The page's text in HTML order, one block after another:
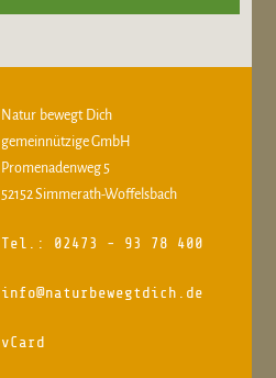
Natur bewegt Dich
gemeinnützige GmbH
Promenadenweg 5
52152 Simmerath-Woffelsbach
Tel.: 02473 - 93 78 400
info@naturbewegtdich.de
vCard